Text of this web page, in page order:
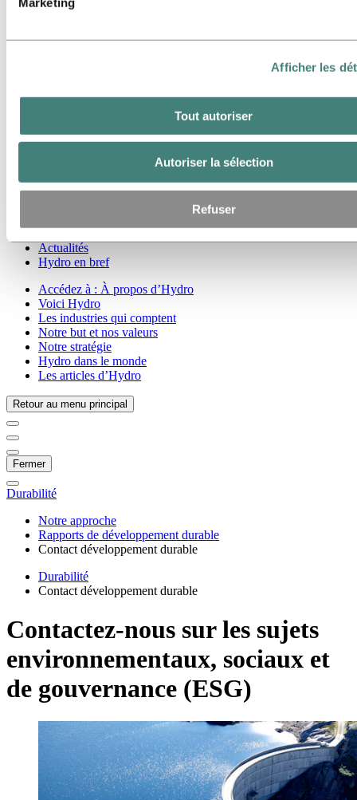
Afficher les
Tout autoriser
Autoriser la sélection
Refuser
Notre approche
Contact développement durable
Rencontrez nos gens
Accédez à :Investisseurs
Actualités
Hydro en bref
Accédez à : À propos d’Hydro
Voici Hydro
Les industries qui comptent
Notre but et nos valeurs
Notre stratégie
Hydro dans le monde
Les articles d’Hydro
Retour au menu principal
Fermer
Durabilité
Notre approche
Rapports de développement durable
Contact développement durable
Durabilité
Contact développement durable
Contactez-nous sur les sujets
environnementaux, sociaux et
de gouvernance (ESG)